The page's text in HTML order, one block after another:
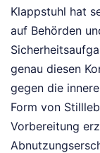
Klappstuhl hat
auf Behörden
genau diesen
gegen die
Form von
Vorbereitung